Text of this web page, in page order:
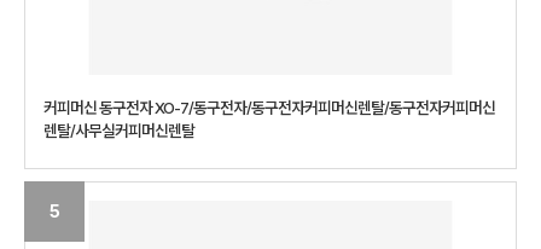
커피머신 동구전자 XO-7/동구전자/동구전자커피머신렌탈/동구전자커피머신
렌탈/사무실커피머신렌탈
5